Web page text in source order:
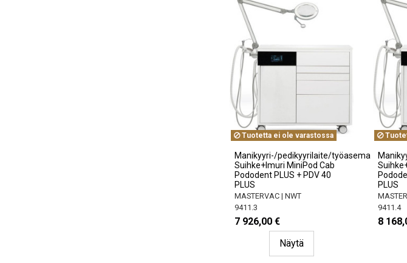
Tuotetta ei ole varastossa
Manikyyri-/pedikyyrilaite/työasema
Suihke+Imuri MiniPod Cab
Pododent PLUS + PDV 40
PLUS
MASTERVAC | NWT
9411.3
7 926,00 €
Näytä
PLUS
9411.4
8